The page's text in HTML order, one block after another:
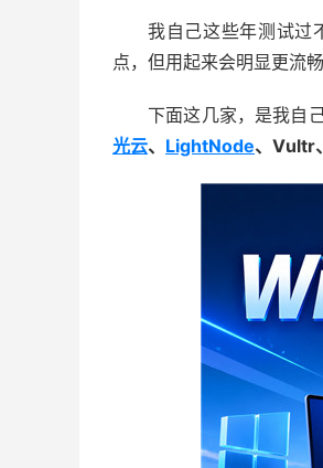
我自己这些年测试过
点，但用起来会明显更流畅
下面这几家，是我自
光云、 LightNode、Vultr